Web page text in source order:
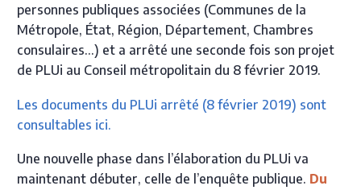
personnes publiques associées (Communes de la
Métropole, État, Région, Département, Chambres
consulaires…) et a arrêté une seconde fois son projet
de PLUi au Conseil métropolitain du 8 février 2019.
Les documents du PLUi arrêté (8 février 2019) sont
consultables ici.
Une nouvelle phase dans l’élaboration du PLUi va
maintenant débuter, celle de l’enquête publique. Du